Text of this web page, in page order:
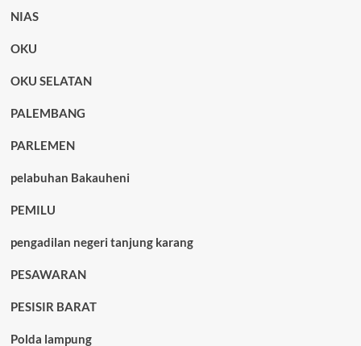
NIAS
OKU
OKU SELATAN
PALEMBANG
PARLEMEN
pelabuhan Bakauheni
PEMILU
pengadilan negeri tanjung karang
PESAWARAN
PESISIR BARAT
Polda lampung